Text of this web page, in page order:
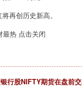
再创历史新高。
热 点击关闭
行股NIFTY期货在盘前